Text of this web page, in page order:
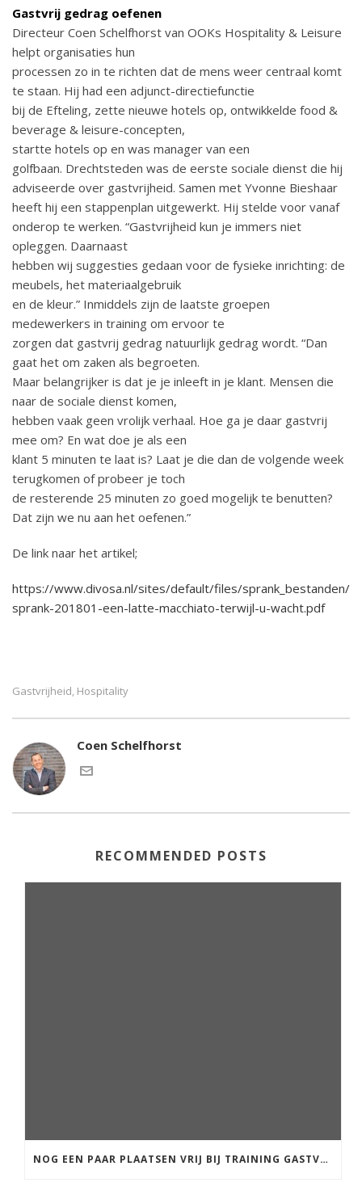
Gastvrij gedrag oefenen
Directeur Coen Schelfhorst van OOKs Hospitality & Leisure
helpt organisaties hun
processen zo in te richten dat de mens weer centraal komt
te staan. Hij had een adjunct-directiefunctie
bij de Efteling, zette nieuwe hotels op, ontwikkelde food &
beverage & leisure-concepten,
startte hotels op en was manager van een
golfbaan. Drechtsteden was de eerste sociale dienst die hij
adviseerde over gastvrijheid. Samen met Yvonne Bieshaar
heeft hij een stappenplan uitgewerkt. Hij stelde voor vanaf
onderop te werken. “Gastvrijheid kun je immers niet
opleggen. Daarnaast
hebben wij suggesties gedaan voor de fysieke inrichting: de
meubels, het materiaalgebruik
en de kleur.” Inmiddels zijn de laatste groepen
medewerkers in training om ervoor te
zorgen dat gastvrij gedrag natuurlijk gedrag wordt. “Dan
gaat het om zaken als begroeten.
Maar belangrijker is dat je je inleeft in je klant. Mensen die
naar de sociale dienst komen,
hebben vaak geen vrolijk verhaal. Hoe ga je daar gastvrij
mee om? En wat doe je als een
klant 5 minuten te laat is? Laat je die dan de volgende week
terugkomen of probeer je toch
de resterende 25 minuten zo goed mogelijk te benutten?
Dat zijn we nu aan het oefenen.”
De link naar het artikel;
https://www.divosa.nl/sites/default/files/sprank_bestanden/
sprank-201801-een-latte-macchiato-terwijl-u-wacht.pdf
Gastvrijheid, Hospitality
Coen Schelfhorst
RECOMMENDED POSTS
NOG EEN PAAR PLAATSEN VRIJ BIJ TRAINING GASTVRIJHEID